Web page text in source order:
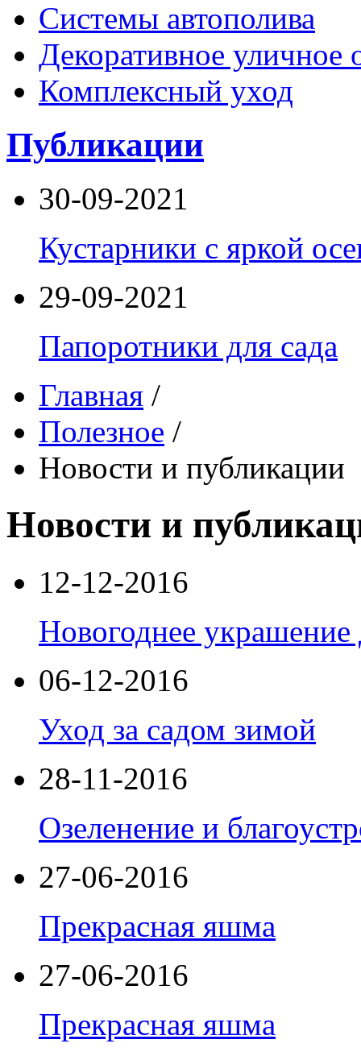
Системы автополива
Декоративное уличное
Комплексный уход
Публикации
30-09-2021
Кустарники с яркой
29-09-2021
Папоротники для сада
Главная /
Полезное /
Новости и публикации
Новости и
12-12-2016
Новогоднее украшение
06-12-2016
Уход за садом зимой
28-11-2016
Озеленение и
27-06-2016
Прекрасная яшма
27-06-2016
Прекрасная яшма